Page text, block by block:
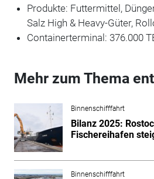
Produkte: Futtermittel,
Salz High & Heavy-Güter,
Containerterminal: 376.000
Mehr zum Thema
Binnenschifffahrt
Bilanz 2025:
Fischereihafen
Binnenschifffahrt